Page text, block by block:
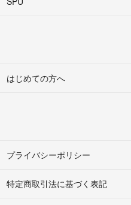
はじめての方へ
プライバシーポリシー
特定商取引法に基づく表記